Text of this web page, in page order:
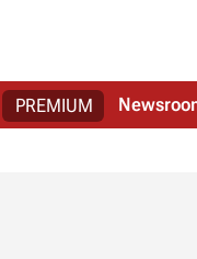
PREMIUM